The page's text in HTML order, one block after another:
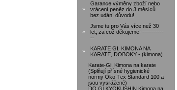
»
Garance výměny zboží nebo
vrácení peněz do 3 měsíců
bez udání důvodu!
»
Jsme tu pro Vás více než 30
let, za což děkujeme! -----------
--
»
KARATE GI, KIMONA NA
KARATE, DOBOKY - (kimona)
Karate-Gi, Kimona na karate
(Splňují přísné hygienické
normy Öko-Tex Standard 100 a
jsou vysrážené)
DO GI KYOKUSHIN Kimona na